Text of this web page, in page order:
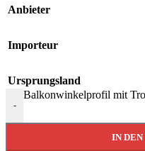
Anbieter
Importeur
Ursprungsland
-
Balkonwinkelprofil mit
IN